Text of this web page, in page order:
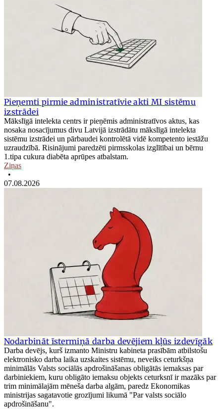
Pieņemti pirmie administratīvie akti MI sistēmu
izstrādei
Mākslīgā intelekta centrs ir pieņēmis administratīvos aktus, kas
nosaka nosacījumus divu Latvijā izstrādātu mākslīgā intelekta
sistēmu izstrādei un pārbaudei kontrolētā vidē kompetento iestāžu
uzraudzībā. Risinājumi paredzēti pirmsskolas izglītībai un bērnu
1.tipa cukura diabēta aprūpes atbalstam.
Ziņas
•
07.08.2026
Nodarbināt īstermiņā darba devējiem kļūs izdevīgāk
Darba devējs, kurš izmanto Ministru kabineta prasībām atbilstošu
elektronisko darba laika uzskaites sistēmu, neveiks ceturkšņa
minimālās Valsts sociālās apdrošināšanas obligātās iemaksas par
darbiniekiem, kuru obligāto iemaksu objekts ceturksnī ir mazāks par
trim minimālajām mēneša darba algām, paredz Ekonomikas
ministrijas sagatavotie grozījumi likumā "Par valsts sociālo
apdrošināšanu".